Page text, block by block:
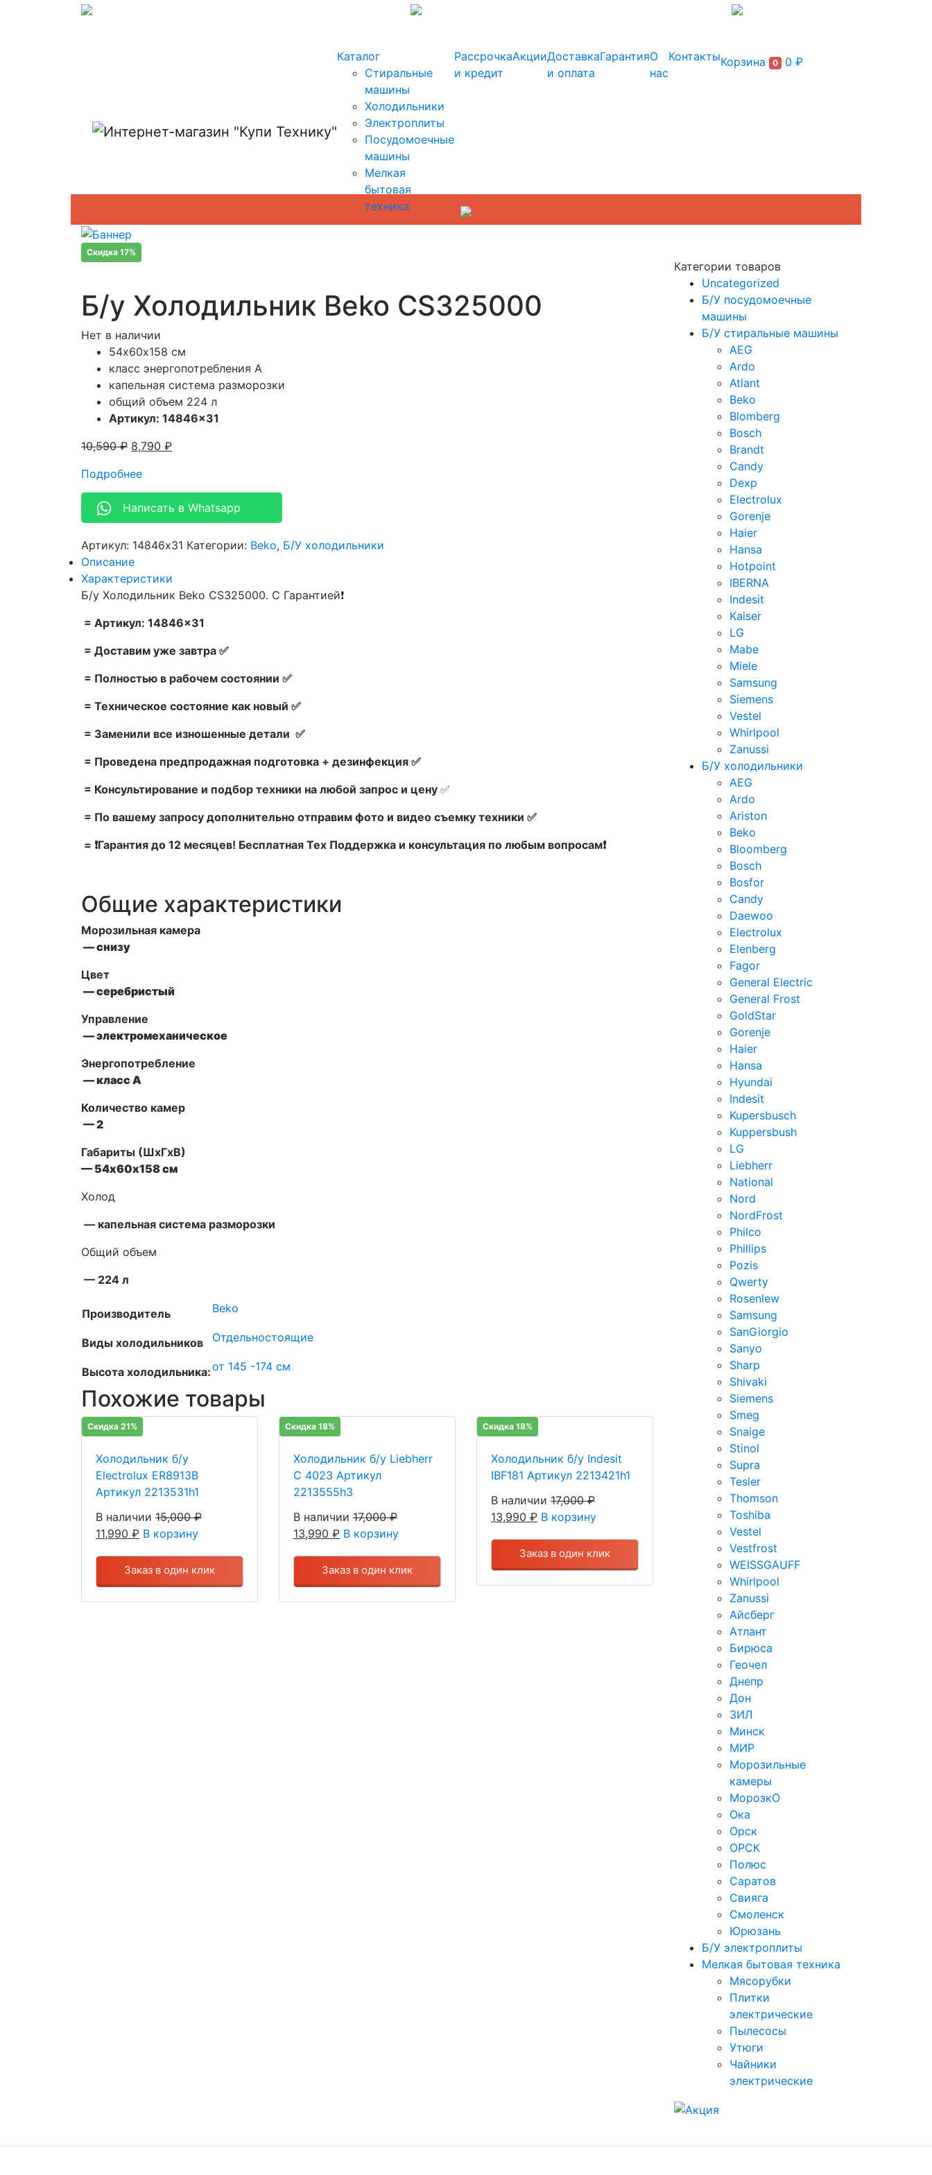
Каталог
Стиральные
машины
Холодильники
Электроплиты
Посудомоечные
машины
Мелкая
бытовая
техника
Рассрочка
и кредит
АкцииДоставка
и оплата
ГарантияО
нас
КонтактыКорзина 0 0 ₽
Скидка 17%
Б/у Холодильник Beko CS325000
Нет в наличии
54х60х158 см
класс энергопотребления A
капельная система разморозки
общий объем 224 л
Артикул: 14846×31
10,590₽ 8,790 ₽
Подробнее
Написать в Whatsapp
Артикул: 14846x31 Категории: Beko, Б/У холодильники
Описание
Характеристики
Б/у Холодильник Beko CS325000. С Гарантией❗
= Артикул: 14846×31
= Доставим уже завтра ✅
= Полностью в рабочем состоянии ✅
= Техническое состояние как новый ✅
= Заменили все изношенные детали ✅
= Проведена предпродажная подготовка + дезинфекция ✅
= Консультирование и подбор техники на любой запрос и цену ✅
= По вашему запросу дополнительно отправим фото и видео съемку техники ✅
= ❗Гарантия до 12 месяцев! Бесплатная Тех Поддержка и консультация по любым вопросам❗
Общие характеристики
Морозильная камера
— снизу
Цвет
— серебристый
Управление
— электромеханическое
Энергопотребление
— класс А
Количество камер
— 2
Габариты (ШxГxВ)
— 54х60х158 см
Холод
— капельная система разморозки
Общий объем
— 224 л
Производитель Beko
Виды холодильников Отдельностоящие
Высота холодильника:от 145 -174 см
Похожие товары
Скидка 21%
Холодильник б/у
Electrolux ER8913B
Артикул 2213531h1
В наличии 15,000₽
11,990 ₽ В корзину
Заказ в один клик
Скидка 18%
Холодильник б/у Liebherr
C 4023 Артикул
2213555h3
В наличии 17,000₽
13,990 ₽ В корзину
Заказ в один клик
Скидка 18%
Холодильник б/у Indesit
IBF181 Артикул 2213421h1
В наличии 17,000₽
13,990 ₽ В корзину
Заказ в один клик
Категории товаров
Uncategorized
Б/У посудомоечные
машины
Б/У стиральные машины
AEG
Ardo
Atlant
Beko
Blomberg
Bosch
Brandt
Candy
Dexp
Electrolux
Gorenje
Haier
Hansa
Hotpoint
IBERNA
Indesit
Kaiser
LG
Mabe
Miele
Samsung
Siemens
Vestel
Whirlpool
Zanussi
Б/У холодильники
AEG
Ardo
Ariston
Beko
Bloomberg
Bosch
Bosfor
Candy
Daewoo
Electrolux
Elenberg
Fagor
General Electric
General Frost
GoldStar
Gorenje
Haier
Hansa
Hyundai
Indesit
Kupersbusch
Kuppersbush
LG
Liebherr
National
Nord
NordFrost
Philco
Phillips
Pozis
Qwerty
Rosenlew
Samsung
SanGiorgio
Sanyo
Sharp
Shivaki
Siemens
Smeg
Snaige
Stinol
Supra
Tesler
Thomson
Toshiba
Vestel
Vestfrost
WEISSGAUFF
Whirlpool
Zanussi
Айсберг
Атлант
Бирюса
Геочел
Днепр
Дон
ЗИЛ
Минск
МИР
Морозильные
камеры
МорозкО
Ока
Орск
ОРСК
Полюс
Саратов
Свияга
Смоленск
Юрюзань
Б/У электроплиты
Мелкая бытовая техника
Мясорубки
Плитки
электрические
Пылесосы
Утюги
Чайники
электрические